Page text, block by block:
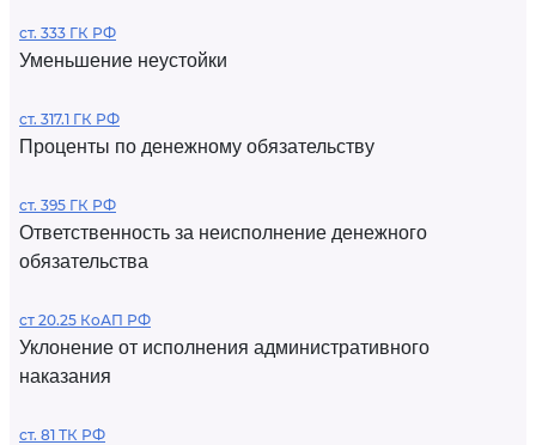
ст. 333 ГК РФ
Уменьшение неустойки
ст. 317.1 ГК РФ
Проценты по денежному обязательству
ст. 395 ГК РФ
Ответственность за неисполнение денежного
обязательства
ст 20.25 КоАП РФ
Уклонение от исполнения административного
наказания
ст. 81 ТК РФ